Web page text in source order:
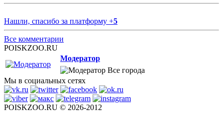
Нашли, спасибо за платформу +5
Все комментарии
POISKZOO.RU
Модератор
Все города
Мы в социальных сетях
POISKZOO.RU © 2026-2012